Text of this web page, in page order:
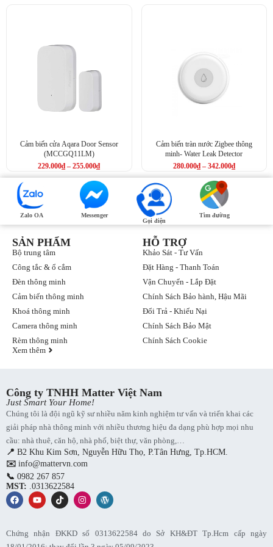
đồng bộ hóa và điều khiển dễ dàng chỉ với vài thao tác đơn giản.
Cảm biến nhiệt độ và độ ẩm Aqara điều kiển thông minh
Xem thêm:
Cảm Biến Nhiệt Độ Và Độ Ẩm Aqara T1
Cảm biến nhiệt độ và độ ẩm không khí – Zigbee
Cảm biến nhiệt độ và độ ẩm Switchbot trong nhà/ngoài trời
Bộ điều khiển trung tâm, sóng Zigbee – Aqara Hub M2
(HM2-G01)
Bộ trung tâm Aqara Hub M3 sử dụng Zigbee
Đặt cảm biến ở vị trí thông thoáng, tránh các vật cản che
chắn để đảm bảo đo chính xác nhiệt độ, độ ẩm.
Không đặt gần các thiết bị phát nhiệt như tủ lạnh, bếp điện vì
có thể ảnh hưởng tới kết quả đo.
Nên lắp đặt cảm biến ở độ cao khoảng 1,5m so với sàn để
thu thập dữ liệu tiêu biểu của không gian xung quanh.
Không để cảm biến tiếp xúc trực tiếp với ánh nắng mặt trời vì
nhiệt độ cao có thể làm hỏng thiết bị.
Định kỳ lau chùi cảm biến bằng vải mềm để loại bỏ bụi bẩn,
đảm bảo mức độ chính xác.
có trải nghiệm tốt nhất.
Cảm biến cửa Aqara Door Sensor
(MCCGQ11LM)
229.000₫ – 255.000₫
Cảm biến tràn nước Zigbee thông
minh- Water Leak Detector
280.000₫ – 342.000₫
Zalo OA
Messenger
Gọi điện
Tìm đường
HỖ TRỢ
Khảo Sát - Tư Vấn
Đặt Hàng - Thanh Toán
Vận Chuyển - Lắp Đặt
Chính Sách Bảo hành, Hậu Mãi
Đổi Trả - Khiếu Nại
Chính Sách Bảo Mật
Chính Sách Cookie
SẢN PHẨM
Bộ trung tâm
Công tắc & ổ cắm
Đèn thông minh
Cảm biến thông minh
Khoá thông minh
Camera thông minh
Rèm thông minh
Xem thêm
Công ty TNHH Matter Việt Nam
Just Smart Your Home!
Chúng tôi là đội ngũ kỹ sư nhiều năm kinh nghiệm tư vấn và triển khai các
giải pháp nhà thông minh với nhiều thương hiệu đa dạng phù hợp mọi nhu
cầu: nhà thuê, căn hộ, nhà phố, biệt thự, văn phòng,…
📍 B2 Khu Kim Sơn, Nguyễn Hữu Thọ, P.Tân Hưng, Tp.HCM.
✉️ info@mattervn.com
📞 0982 267 857
MST: .0313622584
Chứng nhận ĐKKD số 0313622584 do Sở KH&ĐT Tp.Hcm cấp ngày